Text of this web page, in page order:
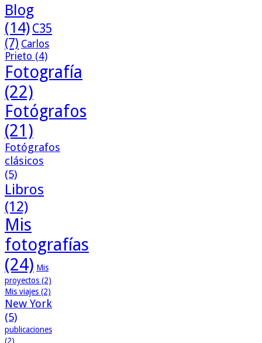
Blog
(14) C35
(7) Carlos
Prieto (4)
Fotografía
(22)
Fotógrafos
(21)
Fotógrafos
clásicos
(5)
Libros
(12)
Mis
fotografías
(24) Mis
proyectos (2)
Mis viajes (2)
New York
(5)
publicaciones
(2)